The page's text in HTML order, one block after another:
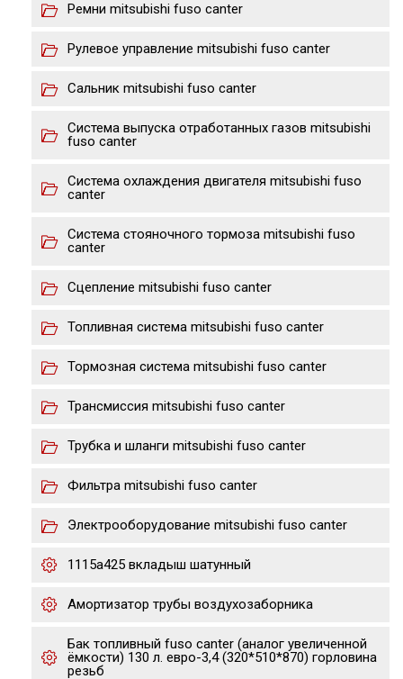
Ремни mitsubishi fuso canter
Рулевое управление mitsubishi fuso canter
Сальник mitsubishi fuso canter
Система выпуска отработанных газов mitsubishi
fuso canter
Система охлаждения двигателя mitsubishi fuso
canter
Система стояночного тормоза mitsubishi fuso
canter
Сцепление mitsubishi fuso canter
Топливная система mitsubishi fuso canter
Тормозная система mitsubishi fuso canter
Трансмиссия mitsubishi fuso canter
Трубка и шланги mitsubishi fuso canter
Фильтра mitsubishi fuso canter
Электрооборудование mitsubishi fuso canter
1115a425 вкладыш шатунный
Амортизатор трубы воздухозаборника
Бак топливный fuso canter (аналог увеличенной
ёмкости) 130 л. евро-3,4 (320*510*870) горловина
резьб